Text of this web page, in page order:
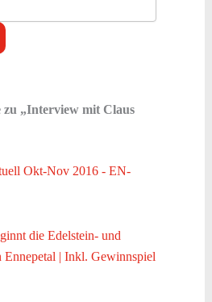
zu „Interview mit Claus
Okt-Nov 2016 - EN-
die Edelstein- und
Ennepetal | Inkl. Gewinnspiel